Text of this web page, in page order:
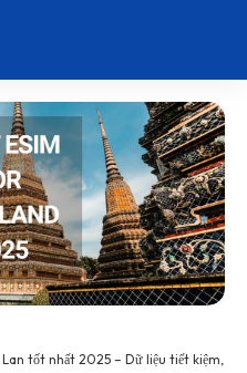
Lan tốt nhất 2025 – Dữ liệu tiết kiệm,